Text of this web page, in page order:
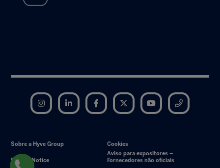
Instagram LinkedIn Facebook Twitter YouTube
Sobre a Hyve Group Cookies
Privacy Notice
Aviso para expositores –
Fornecedores não oficiais